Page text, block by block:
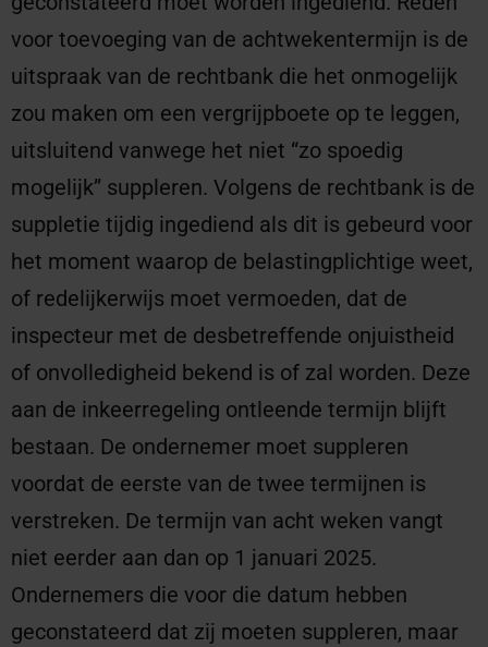
voor toevoeging van de achtwekentermijn is de
uitspraak van de rechtbank die het onmogelijk
zou maken om een vergrijpboete op te leggen,
uitsluitend vanwege het niet “zo spoedig
mogelijk” suppleren. Volgens de rechtbank is de
suppletie tijdig ingediend als dit is gebeurd voor
het moment waarop de belastingplichtige weet,
of redelijkerwijs moet vermoeden, dat de
inspecteur met de desbetreffende onjuistheid
of onvolledigheid bekend is of zal worden. Deze
aan de inkeerregeling ontleende termijn blijft
bestaan. De ondernemer moet suppleren
voordat de eerste van de twee termijnen is
verstreken. De termijn van acht weken vangt
niet eerder aan dan op 1 januari 2025.
Ondernemers die voor die datum hebben
geconstateerd dat zij moeten suppleren, maar